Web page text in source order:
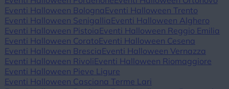
Eventi Halloween Bologna Eventi Halloween Trento
Eventi Halloween Senigallia Eventi Halloween Alghero
Eventi Halloween Pistoia Eventi Halloween Reggio Emilia
Eventi Halloween CoratoEventi Halloween Cesena
Eventi Halloween Brescia Eventi Halloween Vernazza
Eventi Halloween RivoliEventi Halloween Riomaggiore
Eventi Halloween Pieve Ligure
Eventi Halloween Casciana Terme Lari